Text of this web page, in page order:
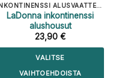
INKONTINENSSI ALUSVAATTEET
LaDonna inkontinenssi
alushousut
23,90 €
VALITSE
VAIHTOEHDOISTA